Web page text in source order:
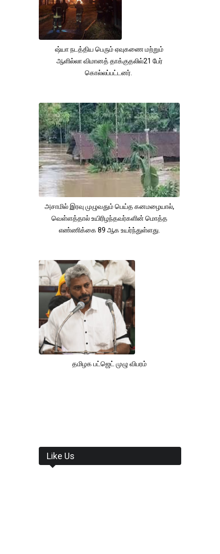
ஷ்யா நடத்திய பெரும் ஏவுகணை மற்றும்
ஆளில்லா விமானத் தாக்குதலில்21 பேர்
கொல்லப்பட்டனர்.
அசாமில் இரவு முழுவதும் பெய்த கனமழையால்,
வெள்ளத்தால் உயிரிழந்தவர்களின் மொத்த
எண்ணிக்கை 89 ஆக உயர்ந்துள்ளது.
தமிழக பட்ஜெட் முழு விபரம்
Like Us